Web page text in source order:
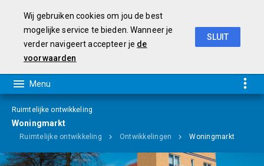
Ruimtelijke ontwikkeling
Woningmarkt
Ruimtelijke ontwikkeling Ontwikkelingen Woningmarkt
Wij gebruiken cookies om jou de best
mogelijke service te bieden. Wanneer je
verder navigeert accepteer je de
voorwaarden
SLUIT